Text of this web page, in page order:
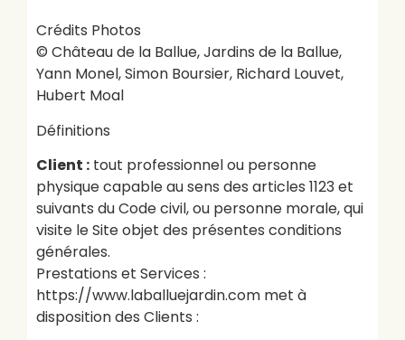
Crédits Photos
© Château de la Ballue, Jardins de la Ballue,
Yann Monel,Simon Boursier, Richard Louvet,
Hubert Moal
Définitions
Client : tout professionnel ou personne
physique capable au sens des articles 1123 et
suivants du Code civil, ou personne morale, qui
visite le Site objet des présentes conditions
générales.
Prestations et Services :
https://www.laballuejardin.com met à
disposition des Clients :